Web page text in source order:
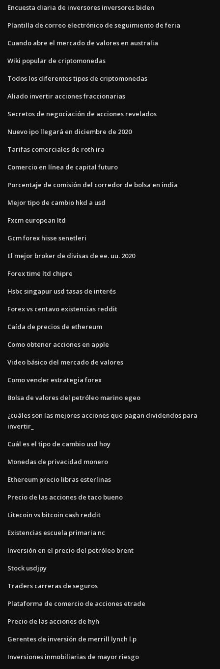
Encuesta diaria de inversores inversores biden
Plantilla de correo electrónico de seguimiento de feria
Cuando abre el mercado de valores en australia
Wiki popular de criptomonedas
Todos los diferentes tipos de criptomonedas
Aliado invertir acciones fraccionarias
Secretos de negociación de acciones revelados
Nuevo ipo llegará en diciembre de 2020
Tarifas comerciales de roth ira
Comercio en línea de capital futuro
Porcentaje de comisión del corredor de bolsa en india
Mejor tipo de cambio hkd a usd
Fxcm european ltd
Gcm forex hisse senetleri
El mejor broker de divisas de ee. uu. 2020
Forex time ltd chipre
Hsbc singapur usd tasas de interés
Forex vs centavo existencias reddit
Caída de precios de ethereum
Como obtener acciones en apple
Video básico del mercado de valores
Como vender estrategia forex
Bolsa de valores del petróleo marino egeo
¿cuáles son las mejores acciones que pagan dividendos para
invertir_
Cuál es el tipo de cambio usd hoy
Monedas de privacidad monero
Ethereum precio libras esterlinas
Precio de las acciones de taco bueno
Litecoin vs bitcoin cash reddit
Existencias escuela primaria nc
Inversión en el precio del petróleo brent
Stock usdjpy
Traders carreras de seguros
Plataforma de comercio de acciones etrade
Precio de las acciones de hyh
Gerentes de inversión de merrill lynch l.p
Inversiones inmobiliarias de mayor riesgo